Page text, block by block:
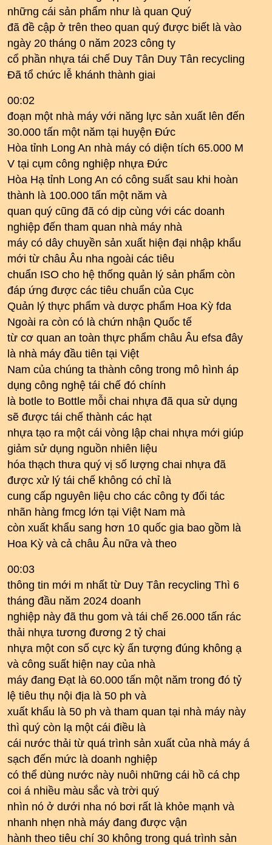
những cái sản phẩm như là quan Quý
đã đề cập ở trên theo quan quý được biết là vào
ngày 20 tháng 0 năm 2023 công ty
cổ phần nhựa tái chế Duy Tân Duy Tân recycling
Đã tổ chức lễ khánh thành giai
00:02
đoạn một nhà máy với năng lực sản xuất lên đến
30.000 tấn một năm tại huyện Đức
Hòa tỉnh Long An nhà máy có diện tích 65.000 M
V tại cụm công nghiệp nhựa Đức
Hòa Hạ tỉnh Long An có công suất sau khi hoàn
thành là 100.000 tấn một năm và
quan quý cũng đã có dịp cùng với các doanh
nghiệp đến tham quan nhà máy nhà
máy có dây chuyền sản xuất hiện đại nhập khẩu
mới từ châu Âu nha ngoài các tiêu
chuẩn ISO cho hệ thống quản lý sản phẩm còn
đáp ứng được các tiêu chuẩn của Cục
Quản lý thực phẩm và dược phẩm Hoa Kỳ fda
Ngoài ra còn có là chứn nhận Quốc tế
từ cơ quan an toàn thực phẩm châu Âu efsa đây
là nhà máy đầu tiên tại Việt
Nam của chúng ta thành công trong mô hình áp
dụng công nghệ tái chế đó chính
là botle to Bottle mỗi chai nhựa đã qua sử dụng
sẽ được tái chế thành các hạt
nhựa tạo ra một cái vòng lập chai nhựa mới giúp
giảm sử dụng nguồn nhiên liệu
hóa thạch thưa quý vị số lượng chai nhựa đã
được xử lý tái chế không có chỉ là
cung cấp nguyên liệu cho các công ty đối tác
nhãn hàng fmcg lớn tại Việt Nam mà
còn xuất khẩu sang hơn 10 quốc gia bao gồm là
Hoa Kỳ và cả châu Âu nữa và theo
00:03
thông tin mới m nhất từ Duy Tân recycling Thì 6
tháng đầu năm 2024 doanh
nghiệp này đã thu gom và tái chế 26.000 tấn rác
thải nhựa tương đương 2 tỷ chai
nhựa một con số cực kỳ ấn tượng đúng không ạ
và công suất hiện nay của nhà
máy đang Đạt là 60.000 tấn một năm trong đó tỷ
lệ tiêu thụ nội địa là 50 ph và
xuất khẩu là 50 ph và tham quan tại nhà máy này
thì quý còn lạ một cái điều là
cái nước thải từ quá trình sản xuất của nhà máy á
sạch đến mức là doanh nghiệp
có thể dùng nước này nuôi những cái hồ cá chp
coi á nhiều màu sắc và trời quý
nhìn nó ở dưới nha nó bơi rất là khỏe mạnh và
nhanh nhẹn nhà máy đang được vận
hành theo tiêu chí 30 không trong quá trình sản